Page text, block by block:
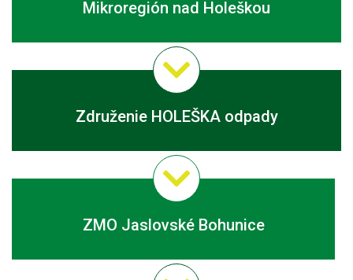
Mikroregión nad Holeškou
Združenie HOLEŠKA odpady
ZMO Jaslovské Bohunice